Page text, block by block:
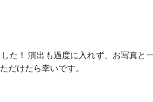
た！ 演出も過度に入れず、お写真と
だけたら幸いです。